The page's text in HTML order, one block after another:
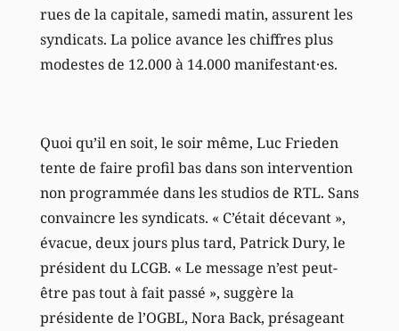
rues de la capitale, samedi matin, assurent les
syndicats. La police avance les chiffres plus
modestes de 12.000 à 14.000 manifestant·es.
Quoi qu’il en soit, le soir même, Luc Frieden
tente de faire profil bas dans son intervention
non programmée dans les studios de RTL. Sans
convaincre les syndicats. « C’était décevant »,
évacue, deux jours plus tard, Patrick Dury, le
président du LCGB. « Le message n’est peut-
être pas tout à fait passé », suggère la
présidente de l’OGBL, Nora Back, présageant